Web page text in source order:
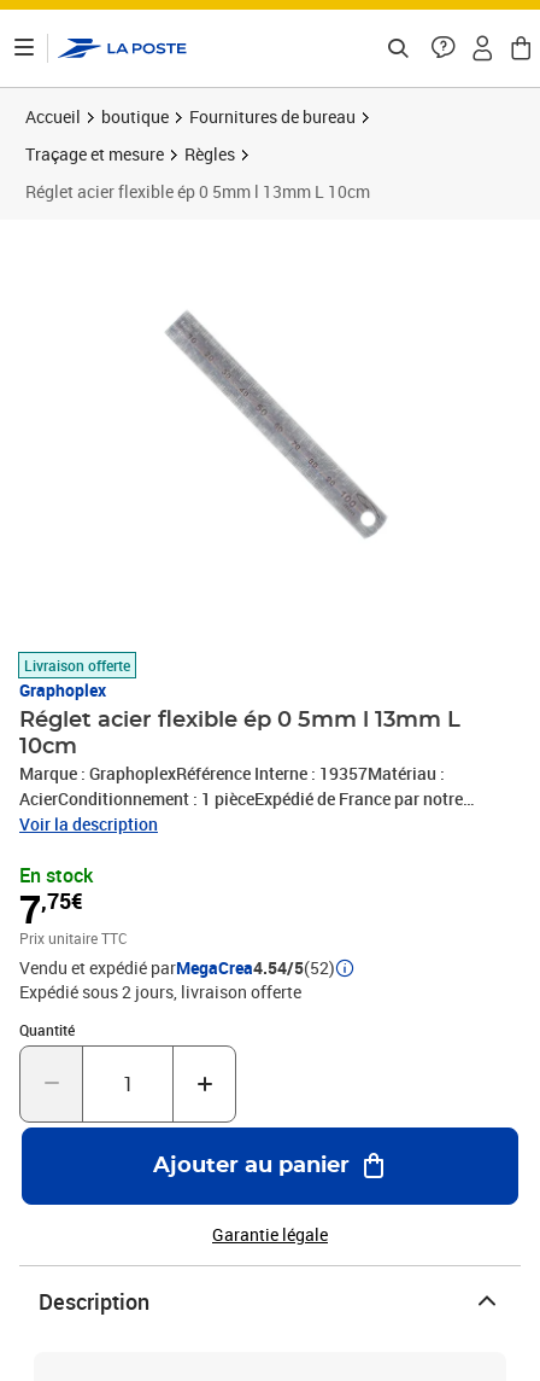
Accueil boutique
Fournitures de bureau
Traçage et mesure
Règles
Réglet acier flexible ép 0 5mm l 13mm L 10cm
Livraison offerte
Graphoplex
Réglet acier flexible ép 0 5mm l 13mm L
10cm
Marque : GraphoplexRéférence Interne : 19357Matériau :
AcierConditionnement : 1 pièceExpédié de France par notre
entrepot Lyonnais
Voir la description
En stock
7,75€
Prix unitaire TTC
Vendu et expédié parMegaCrea4.54/5(52)
Expédié sous 2 jours livraison offerte
Quantité
Quantité : 1
Ajouter au panier
Garantie légale
Description